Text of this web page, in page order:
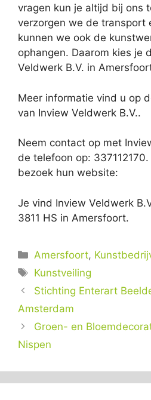
vragen kun je altijd bij ons
verzorgen we de transport
kunnen we ook de
ophangen. Daarom kies je
Veldwerk B.V. in
Meer informatie vind u op
van Inview Veldwerk B.V..
Neem contact op met
de telefoon op:
bezoek hun website:
Je vind Inview Veldwerk
3811 HS in Amersfoort.
Categorieën
Amersfoort,
Tags
Kunstveiling
Stichting Enterart
Amsterdam
Groen- en
Nispen